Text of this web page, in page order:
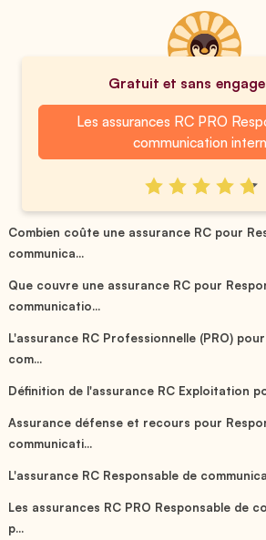
Gratuit et sans
Les assurances RC PRO
communication
Combien coûte une assurance RC pour
communica...
Que couvre une assurance RC pour
communicatio...
L'assurance RC Professionnelle (PRO)
com...
Définition de l'assurance RC Exploitation
Assurance défense et recours pour
communicati...
L'assurance RC Responsable de
Les assurances RC PRO Responsable de
p...